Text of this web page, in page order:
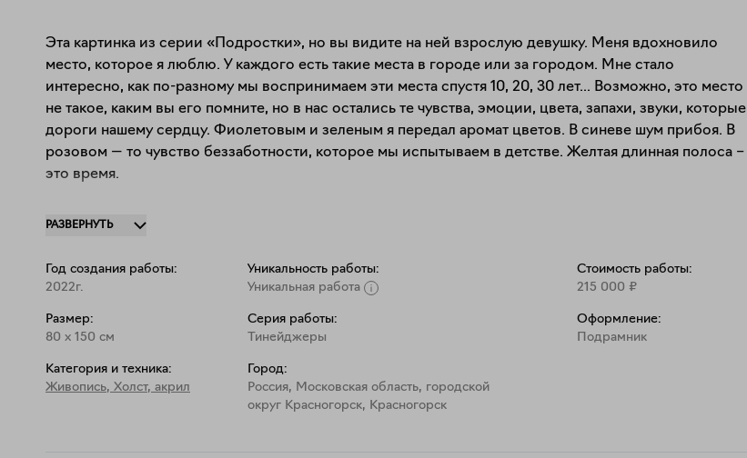
Эта картинка из серии «Подростки», но вы видите на ней взрослую девушку. Меня вдохновило
место, которое я люблю. У каждого есть такие места в городе или за городом. Мне стало
интересно, как по-разному мы воспринимаем эти места спустя 10, 20, 30 лет... Возможно, это место
не такое, каким вы его помните, но в нас остались те чувства, эмоции, цвета, запахи, звуки, которые
дороги нашему сердцу. Фиолетовым и зеленым я передал аромат цветов. В синеве шум прибоя. В
розовом — то чувство беззаботности, которое мы испытываем в детстве. Желтая длинная полоса –
это время.
В своей работе я использую только качественные материалы.
Материал подрамника: Сосна
Толщина подрамника 4 см.
РАЗВЕРНУТЬ
Год создания работы:
2022г.
Размер:
80 x 150 см
Категория и техника:
Живопись, Холст, акрил
Уникальность работы:
Уникальная работа
Серия работы:
Тинейджеры
Город:
Россия, Московская область, городской
округ Красногорск, Красногорск
Стоимость работы:
215 000 ₽
Оформление:
Подрамник